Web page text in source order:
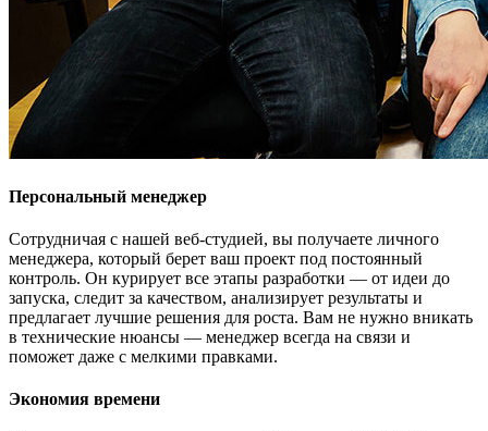
Персональный менеджер
Сотрудничая с нашей веб-студией, вы получаете личного
менеджера, который берет ваш проект под постоянный
контроль. Он курирует все этапы разработки — от идеи до
запуска, следит за качеством, анализирует результаты и
предлагает лучшие решения для роста. Вам не нужно вникать
в технические нюансы — менеджер всегда на связи и
поможет даже с мелкими правками.
Экономия времени